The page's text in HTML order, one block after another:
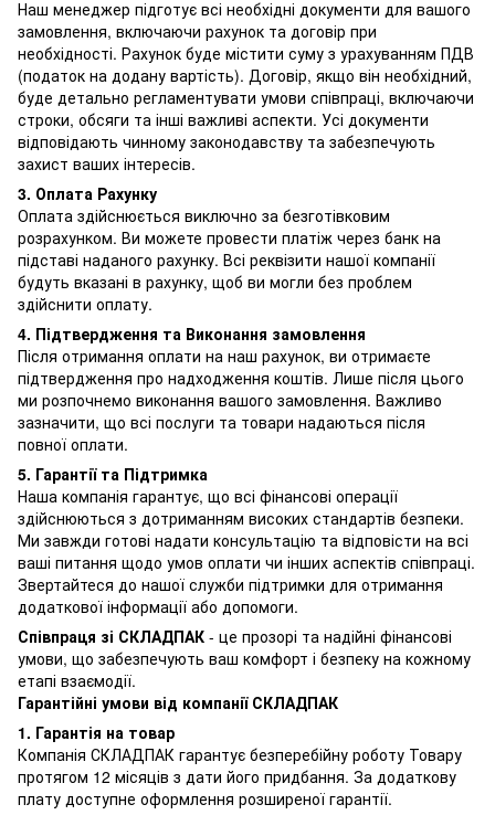
Наш менеджер підготує всі необхідні документи для вашого
замовлення, включаючи рахунок та договір при
необхідності. Рахунок буде містити суму з урахуванням ПДВ
(податок на додану вартість). Договір, якщо він необхідний,
буде детально регламентувати умови співпраці, включаючи
строки, обсяги та інші важливі аспекти. Усі документи
відповідають чинному законодавству та забезпечують
захист ваших інтересів.
3. Оплата Рахунку
Оплата здійснюється виключно за безготівковим
розрахунком. Ви можете провести платіж через банк на
підставі наданого рахунку. Всі реквізити нашої компанії
будуть вказані в рахунку, щоб ви могли без проблем
здійснити оплату.
4. Підтвердження та Виконання замовлення
Після отримання оплати на наш рахунок, ви отримаєте
підтвердження про надходження коштів. Лише після цього
ми розпочнемо виконання вашого замовлення. Важливо
зазначити, що всі послуги та товари надаються після
повної оплати.
5. Гарантії та Підтримка
Наша компанія гарантує, що всі фінансові операції
здійснюються з дотриманням високих стандартів безпеки.
Ми завжди готові надати консультацію та відповісти на всі
ваші питання щодо умов оплати чи інших аспектів співпраці.
Звертайтеся до нашої служби підтримки для отримання
додаткової інформації або допомоги.
Співпраця зі СКЛАДПАК - це прозорі та надійні фінансові
умови, що забезпечують ваш комфорт і безпеку на кожному
етапі взаємодії.
Гарантійні умови від компанії СКЛАДПАК
1. Гарантія на товар
Компанія СКЛАДПАК гарантує безперебійну роботу Товару
протягом 12 місяців з дати його придбання. За додаткову
плату доступне оформлення розширеної гарантії.